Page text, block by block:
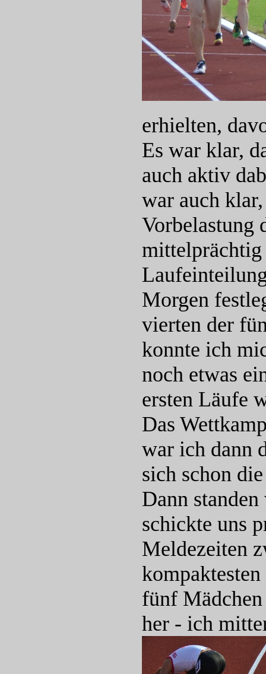
erhielten,
Es war klar,
auch aktiv
war auch
Vorbelastung
Morgen
vierten der
konnte ich
noch etwas
ersten Läufe
Das
war ich dann
sich schon
Dann
schickte uns
Meldezeiten
fünf
her - ich